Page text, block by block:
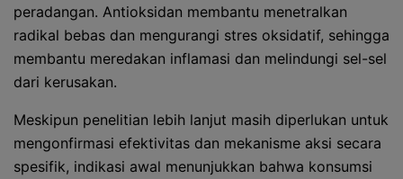
peradangan. Antioksidan membantu menetralkan
radikal bebas dan mengurangi stres oksidatif, sehingga
membantu meredakan inflamasi dan melindungi sel-sel
dari kerusakan.
Meskipun penelitian lebih lanjut masih diperlukan untuk
mengonfirmasi efektivitas dan mekanisme aksi secara
spesifik, indikasi awal menunjukkan bahwa konsumsi